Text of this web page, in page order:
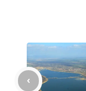
b
o
o
n
g
er